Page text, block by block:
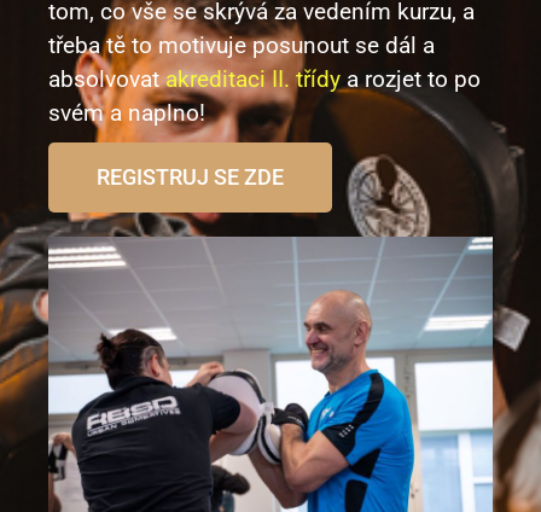
tom, co vše se skrývá za vedením kurzu, a
třeba tě to motivuje posunout se dál a
absolvovatakreditaci II. třídy a rozjet to po
svém a naplno!
REGISTRUJ SE ZDE